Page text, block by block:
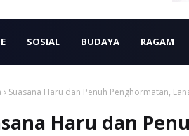
SOSIAL BUDAYA RAGAM
Suasana Haru dan Penuh Penghormatan,
Haru dan